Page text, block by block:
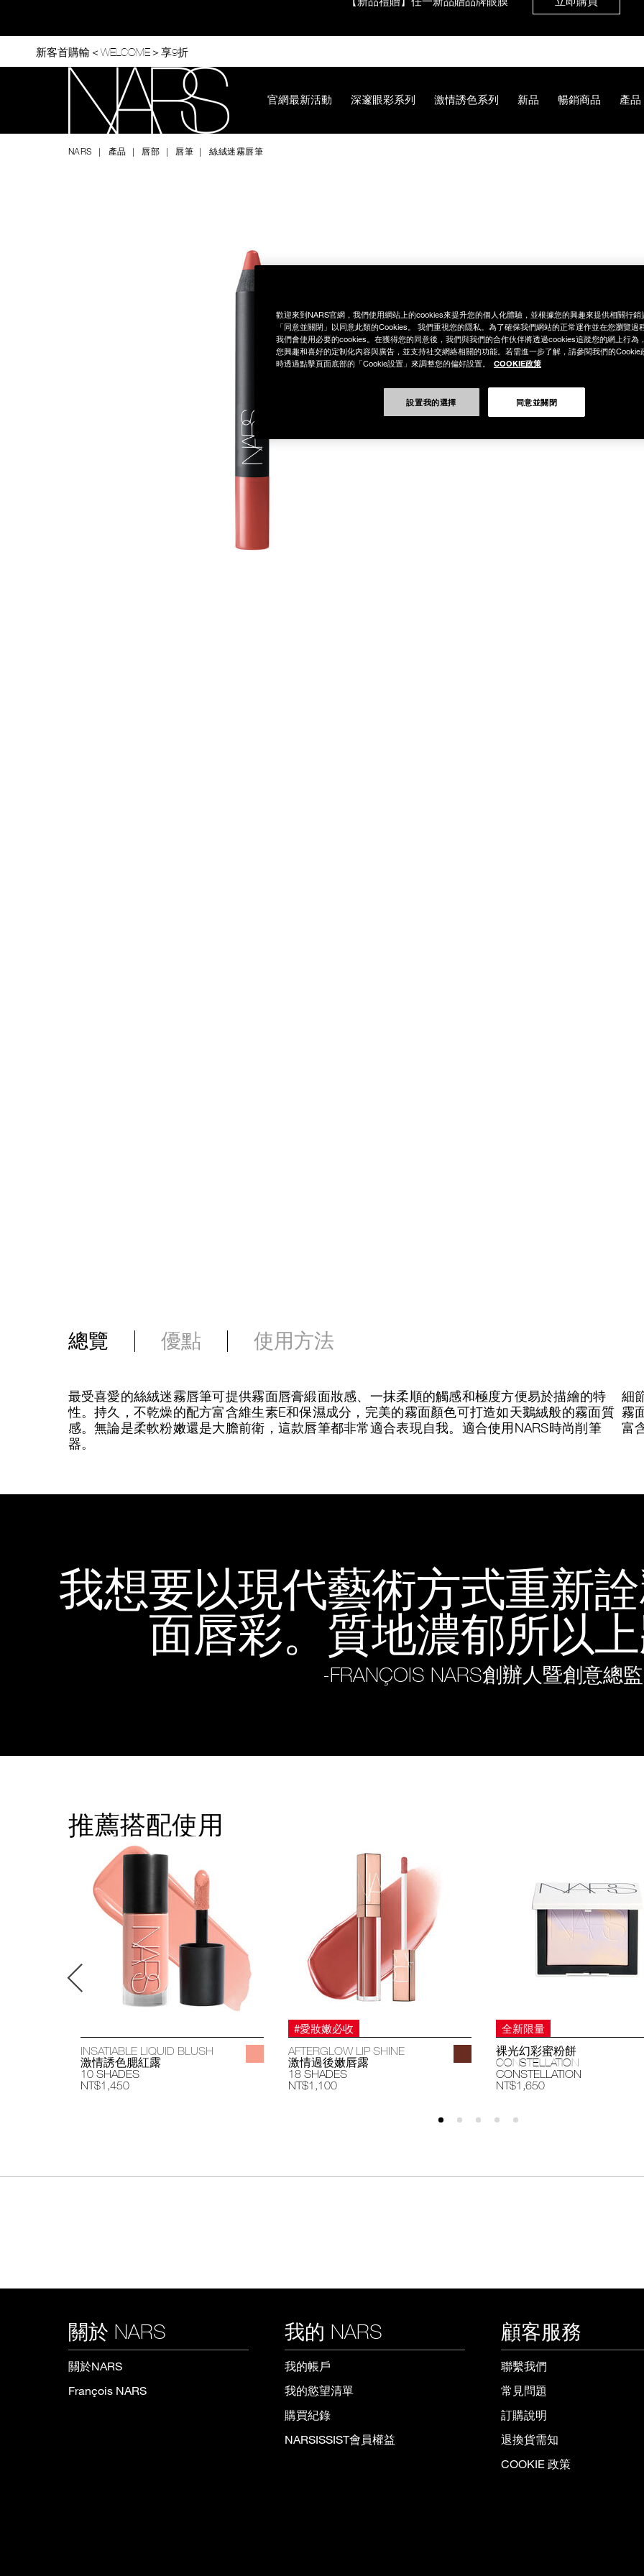
content
【8/3-8/10限定】明星底妝買1送1 立即購買
新客首購輸＜WELCOME＞享9折
官網最新活動 深邃眼彩系列 激情誘色系列 新品 暢銷商品 產品
NARS 產品 唇部 唇筆 絲絨迷霧唇筆
總覽 優點 使用方法
最受喜愛的絲絨迷霧唇筆可提供霧面唇膏緞面妝感、一抹柔順的觸感和極度方便易於描繪的特
性。持久，不乾燥的配方富含維生素E和保濕成分，完美的霧面顏色可打造如天鵝絨般的霧面質
感。無論是柔軟粉嫩還是大膽前衛，這款唇筆都非常適合表現自我。適合使用NARS時尚削筆
器。
細
霧
富
我想要以現代藝術方式重新
面唇彩。質地濃郁所以
-FRANÇOIS NARS創辦人暨創意總監
推薦搭配使用
INSATIABLE LIQUID BLUSH
激情誘色腮紅露
10 SHADES
NT$1,450
#愛妝嫩必收
AFTERGLOW LIP SHINE
激情過後嫩唇露
18 SHADES
NT$1,100
全新限量
裸光幻彩蜜粉餅
CONSTELLATION
CONSTELLATION
NT$1,650
關於 NARS
關於NARS
François NARS
我的 NARS
我的帳戶
我的慾望清單
購買紀錄
NARSISSIST會員權益
顧客服務
聯繫我們
常見問題
訂購說明
退換貨需知
COOKIE 政策
歡迎來到NARS官網，我們使用網站上的cookies來提升您的個人化體驗，並根據您的興趣來提供相關行銷
「同意並關閉」以同意此類的Cookies。 我們重視您的隱私。為了確保我們網站的正常運作並在您瀏覽過
我們會使用必要的cookies。在獲得您的同意後，我們與我們的合作伙伴將透過cookies追蹤您的網上行為
您興趣和喜好的定制化內容與廣告，並支持社交網絡相關的功能。若需進一步了解，請參閱我們的Cookie
時透過點擊頁面底部的「Cookie設置」來調整您的偏好設置。
COOKIE政策
設置我的選擇 同意並關閉